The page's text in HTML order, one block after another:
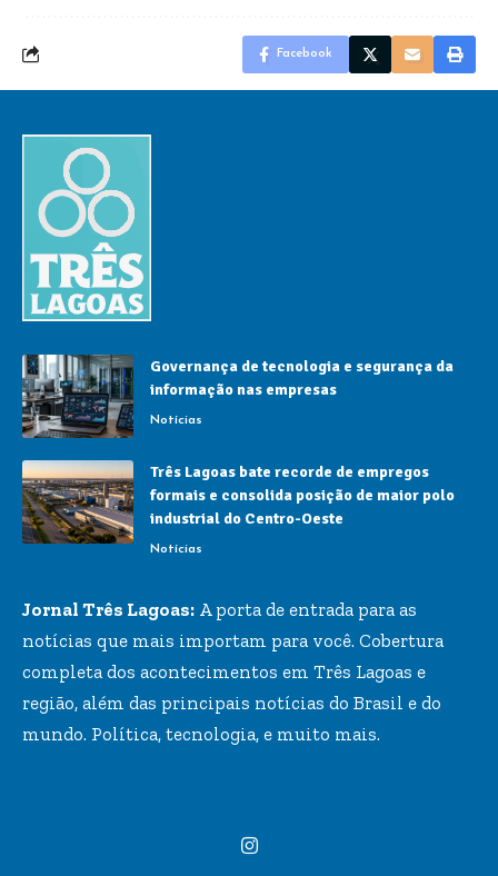
Facebook
Governança de tecnologia e segurança da
informação nas empresas
Notícias
Três Lagoas bate recorde de empregos
formais e consolida posição de maior polo
industrial do Centro-Oeste
Notícias
Jornal Três Lagoas: A porta de entrada para as
notícias que mais importam para você. Cobertura
completa dos acontecimentos em Três Lagoas e
região, além das principais notícias do Brasil e do
mundo. Política, tecnologia, e muito mais.